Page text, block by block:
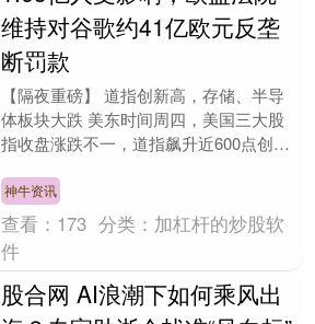
维持对谷歌约41亿欧元反垄
断罚款
【隔夜重磅】 道指创新高，存储、半导
体板块大跌 美东时间周四，美国三大股
指收盘涨跌不一，道指飙升近600点创新
指涨1.14%....
神牛资讯
查看： 173 分类： 加杠杆的炒股软
件
股合网 AI浪潮下如何乘风出